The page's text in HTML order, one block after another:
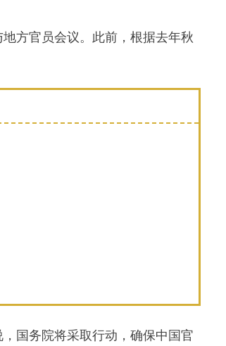
方官员会议。此前，根据去年秋
国务院将采取行动，确保中国官